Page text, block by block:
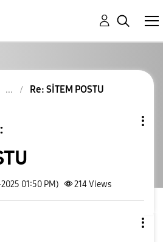
Re: SİTEM POSTU
01:50 PM) 214Views